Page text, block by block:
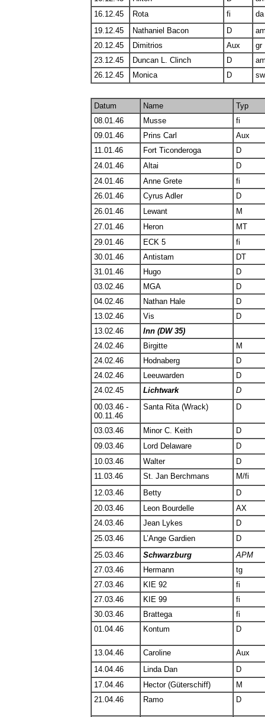
16.12.45
Rota fi
da
19.12.45
Nathaniel Bacon D
20.12.45
Dimitrios Aux
gr
23.12.45
Duncan L. Clinch D
26.12.45
Monica D sw
Datum Name
Typ
08.01.46
Musse
fi
09.01.46
Prins Carl
Aux
11.01.46
Fort Ticonderoga
D
24.01.46
Altai
D
24.01.46
Anne Grete
fi
26.01.46
Cyrus Adler
D
26.01.46
Lewant
M
27.01.46
Heron
MT
29.01.46
ECK 5
fi
30.01.46
Antistam
DT
31.01.46
Hugo
D
03.02.46
MGA
D
04.02.46
Nathan Hale
D
13.02.46
Vis
D
13.02.46
Inn (DW 35)
24.02.46
Birgitte
M
24.02.46
Hodnaberg
D
24.02.46
Leeuwarden
D
24.02.45
Lichtwark
D
00.03.46 -
00.11.46
Santa Rita (Wrack) D
03.03.46 Minor C. Keith
D
09.03.46
Lord Delaware
D
10.03.46
Walter
D
11.03.46
St. Jan Berchmans
M/fi
12.03.46
Betty
D
20.03.46
Leon Bourdelle
AX
24.03.46
Jean Lykes
D
25.03.46
L’Ange Gardien
D
25.03.46
Schwarzburg
APM
27.03.46
Hermann
tg
27.03.46
KIE 92
fi
27.03.46
KIE 99
fi
30.03.46
Brattega
fi
01.04.46
Kontum D
13.04.46 Caroline
Aux
14.04.46
Linda Dan
D
17.04.46
Hector (Güterschiff)
M
21.04.46
Ramo D